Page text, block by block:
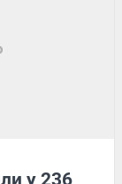
у 236